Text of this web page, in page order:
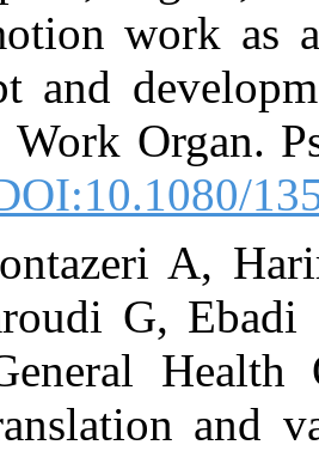
A. Emotion
concept and
Eur. J. Work
400. [
21.
Garmaroudi
item General
12):